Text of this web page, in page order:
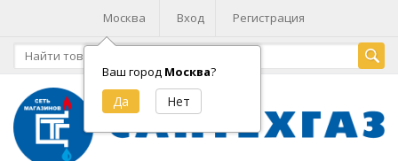
Москва
Ваш город Москва?
Вход Регистрация